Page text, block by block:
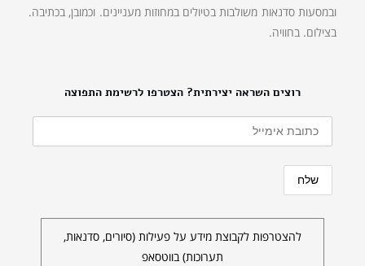
רוצים השראה יצירתית? הצטרפו לרשימת התפוצה
להצטרפות לקבוצת מידע על פעילות (סיורים, סדנאות,
תערוכות) בווטסאפ
ובמסעות סדנאות משולבות בטיולים במחוזות מעניינים. וכמובן, בכתיבה.
בצילום. בחוויה.